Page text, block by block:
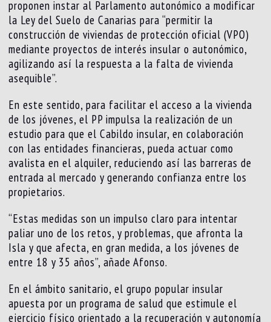
proponen instar al Parlamento autonómico a modificar
la Ley del Suelo de Canarias para “permitir la
construcción de viviendas de protección oficial (VPO)
mediante proyectos de interés insular o autonómico,
agilizando así la respuesta a la falta de vivienda
asequible”.
En este sentido, para facilitar el acceso a la vivienda
de los jóvenes, el PP impulsa la realización de un
estudio para que el Cabildo insular, en colaboración
con las entidades financieras, pueda actuar como
avalista en el alquiler, reduciendo así las barreras de
entrada al mercado y generando confianza entre los
propietarios.
“Estas medidas son un impulso claro para intentar
paliar uno de los retos, y problemas, que afronta la
Isla y que afecta, en gran medida, a los jóvenes de
entre 18 y 35 años”, añade Afonso.
En el ámbito sanitario, el grupo popular insular
apuesta por un programa de salud que estimule el
ejercicio físico orientado a la recuperación y autonomía